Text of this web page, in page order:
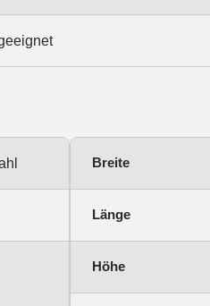
Breite
Länge
Höhe